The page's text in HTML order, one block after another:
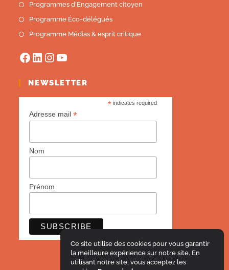
Ce site utilise des cookies pour vous garantir
la meilleure expérience sur notre site. En
utilisant notre site, vous acceptez les
Programmes d'Engagement citoyen
Programme Éco-délégués
Programme Médias & esprit critique
NEWSLETTER
* indicates required
Adresse mail*
Nom
Prénom